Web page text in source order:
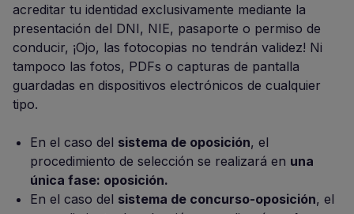
acreditar tu identidad exclusivamente mediante la
presentación del DNI, NIE, pasaporte o permiso de
conducir, ¡Ojo, las fotocopias no tendrán validez! Ni
tampoco las fotos, PDFs o capturas de pantalla
guardadas en dispositivos electrónicos de cualquier
tipo.
En el caso del sistema de oposición, el
procedimiento de selección se realizará en una
única fase: oposición.
En el caso del sistema de concurso-oposición, el